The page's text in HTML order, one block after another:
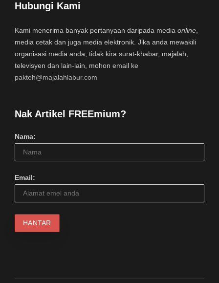
Hubungi Kami
Kami menerima banyak pertanyaan daripada media online,
media cetak dan juga media elektronik. Jika anda mewakili
organisasi media anda, tidak kira surat-khabar, majalah,
televisyen dan lain-lain, mohon email ke
pakteh@majalahlabur.com
Nak Artikel FREEmium?
Nama:
Email: